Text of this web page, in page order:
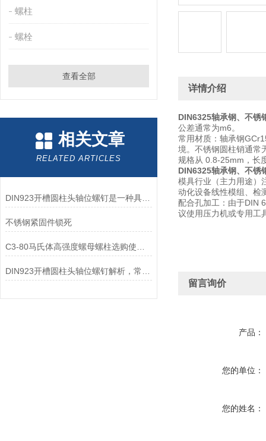
螺柱
螺栓
查看全部
相关文章
RELATED ARTICLES
DIN923开槽圆柱头轴位螺钉是一种具有圆柱形头部的螺钉
不锈钢紧固件锁死
详情介绍
DIN6325轴承钢、不锈
公差通常为m6。
常用材质‌：轴承钢‌
境。不锈钢圆柱销通常
规格从 ‌0.8-25mm‌，长
DIN6325轴承钢、不锈
模具行业（主力用途）
动化设备线性模组、检
配合孔加工‌：由于DIN
议使用压力机或专用工
留言询价
产品：
您的单位：
您的姓名：